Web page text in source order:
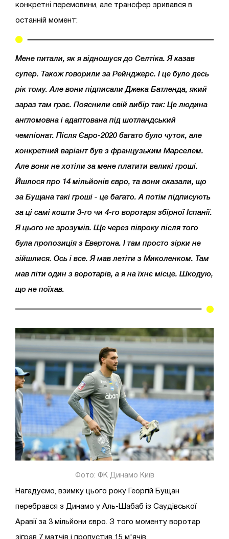
конкретні перемовини, але трансфер зривався в
останній момент:
Мене питали, як я відношуся до Селтіка. Я казав
супер. Також говорили за Рейнджерс. І це було десь
рік тому. Але вони підписали Джека Батленда, який
зараз там грає. Пояснили свій вибір так: Це людина
англомовна і адаптована під шотландський
чемпіонат. Після Євро-2020 багато було чуток, але
конкретний варіант був з французьким Марселем.
Але вони не хотіли за мене платити великі гроші.
Йшлося про 14 мільйонів євро, та вони сказали, що
за Бущана такі гроші - це багато. А потім підписують
за ці самі кошти 3-го чи 4-го воротаря збірної Іспанії.
Я цього не зрозумів. Ще через півроку після того
була пропозиція з Евертона. І там просто зірки не
зійшлися. Ось і все. Я мав летіти з Миколенком. Там
мав піти один з воротарів, а я на їхнє місце. Шкодую,
що не поїхав.
Фото: ФК Динамо Київ
Нагадуємо, взимку цього року Георгій Бущан
перебрався з Динамо у Аль-Шабаб із Саудівської
Аравії за 3 мільйони євро. З того моменту воротар